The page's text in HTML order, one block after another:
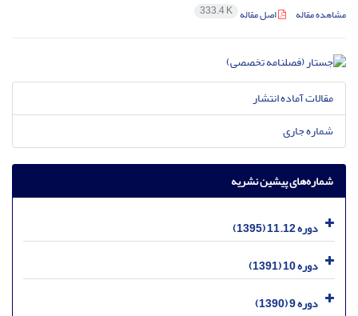
مشاهده مقاله اصل مقاله 333.4 K
مقالات آماده انتشار
شماره جاری
شماره‌های پیشین نشریه
دوره 11.12 (1395)
دوره 10 (1391)
دوره 9 (1390)